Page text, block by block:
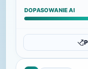
DOPASOWANIE AI